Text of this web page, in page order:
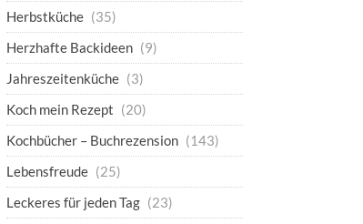
Herbstküche (35)
Herzhafte Backideen (9)
Jahreszeitenküche (3)
Koch mein Rezept (20)
Kochbücher – Buchrezension (143)
Lebensfreude (25)
Leckeres für jeden Tag (23)